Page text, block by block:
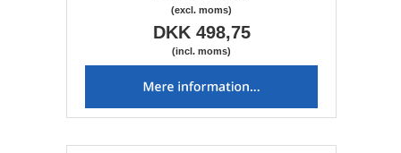
(excl. moms)
DKK 498,75
(incl. moms)